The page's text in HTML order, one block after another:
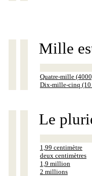
Mille
Quatre-mille
Dix-mille-cinq (10
Le
1,99 centimètre
deux centimètres
1,9 million
2 millions